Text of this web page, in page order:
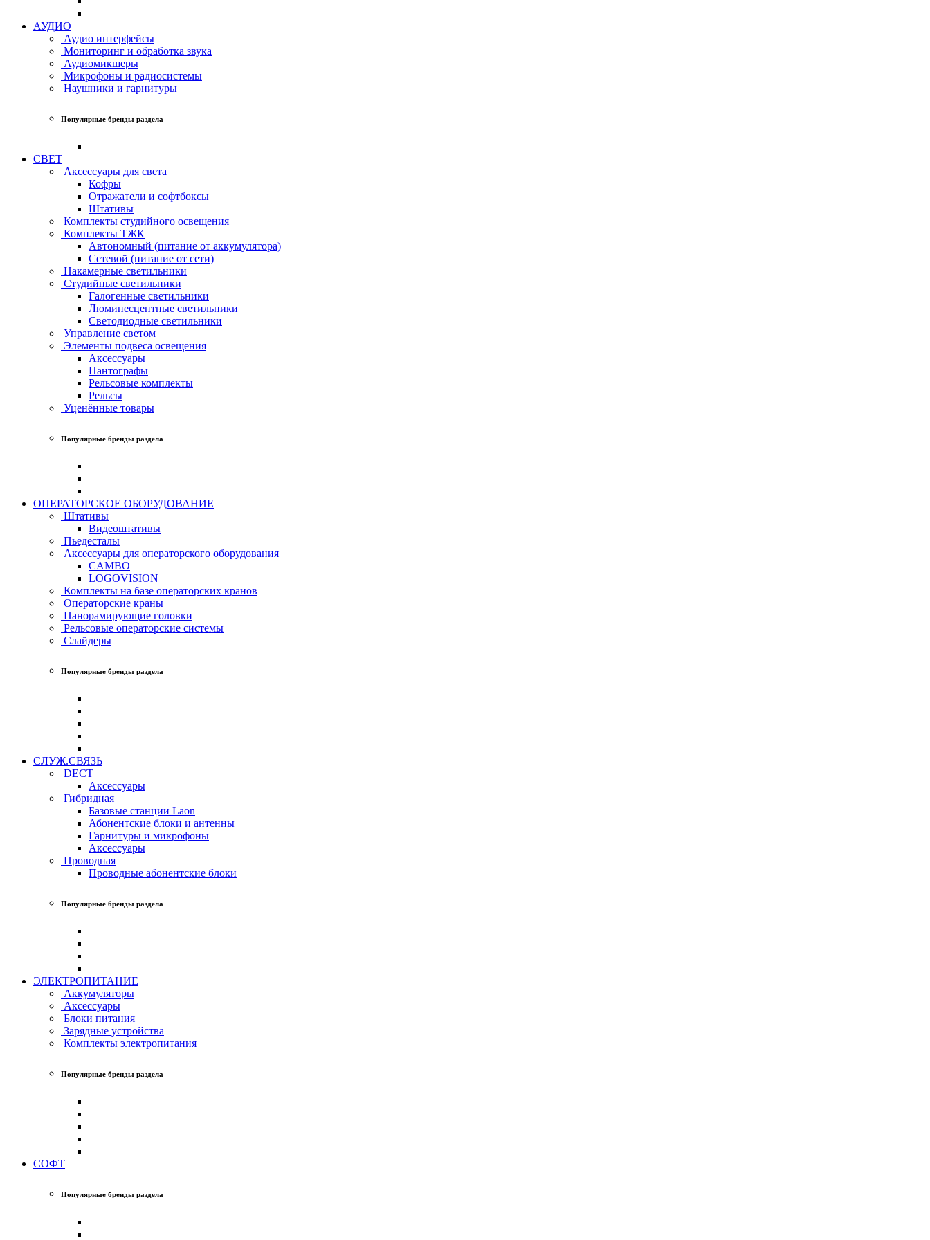
АУДИО
Аудио интерфейсы
Мониторинг и обработка звука
Аудиомикшеры
Микрофоны и радиосистемы
Наушники и гарнитуры
Популярные бренды раздела
СВЕТ
Аксессуары для света
Кофры
Отражатели и софтбоксы
Штативы
Комплекты студийного освещения
Комплекты ТЖК
Автономный (питание от аккумулятора)
Сетевой (питание от сети)
Накамерные светильники
Студийные светильники
Галогенные светильники
Люминесцентные светильники
Светодиодные светильники
Управление светом
Элементы подвеса освещения
Аксессуары
Пантографы
Рельсовые комплекты
Рельсы
Уценённые товары
Популярные бренды раздела
ОПЕРАТОРСКОЕ ОБОРУДОВАНИЕ
Штативы
Видеоштативы
Пьедесталы
Аксессуары для операторского оборудования
CAMBO
LOGOVISION
Комплекты на базе операторских кранов
Операторские краны
Панорамирующие головки
Рельсовые операторские системы
Слайдеры
Популярные бренды раздела
СЛУЖ.СВЯЗЬ
DECT
Аксессуары
Гибридная
Базовые станции Laon
Абонентские блоки и антенны
Гарнитуры и микрофоны
Аксессуары
Проводная
Проводные абонентские блоки
Популярные бренды раздела
ЭЛЕКТРОПИТАНИЕ
Аккумуляторы
Аксессуары
Блоки питания
Зарядные устройства
Комплекты электропитания
Популярные бренды раздела
СОФТ
Популярные бренды раздела